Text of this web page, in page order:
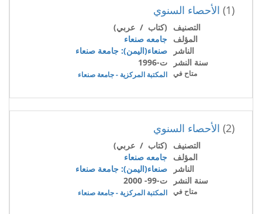
(1) الأحصاء السنوي
التصنيف
(كتاب / عربي)
المؤلف جامعه صنعاء
الناشر
صنعاء(اليمن): جامعة صنعاء
سنة النشر
ت-1996
متاح في المكتبة المركزية - جامعة صنعاء
(2) الأحصاء السنوي
التصنيف
(كتاب / عربي)
المؤلف جامعه صنعاء
الناشر
صنعاء(اليمن): جامعة صنعاء
سنة النشر
ت-99- 2000
متاح في المكتبة المركزية - جامعة صنعاء